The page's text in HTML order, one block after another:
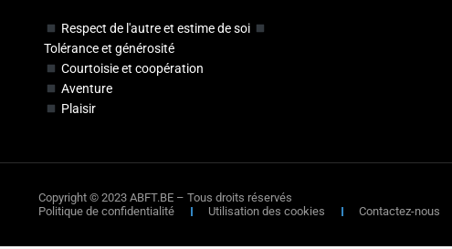
Respect de l'autre et estime de soi
Tolérance et générosité
Courtoisie et coopération
Aventure
Plaisir
Copyright © 2023 ABFT.BE – Tous droits réservés
Politique de confidentialité
Utilisation des cookies Contactez-nous